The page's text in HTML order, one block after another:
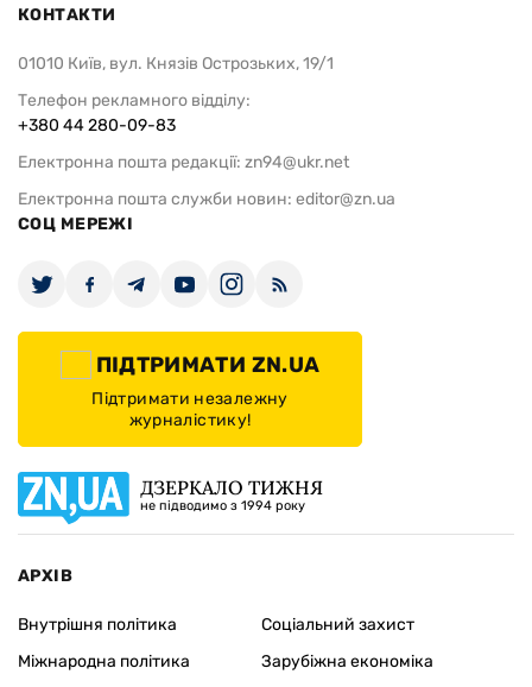
КОНТАКТИ
01010 Київ, вул. Князів Острозьких, 19/1
Телефон рекламного відділу:
+380 44 280-09-83
Електронна пошта редакції: zn94@ukr.net
Електронна пошта служби новин: editor@zn.ua
СОЦ МЕРЕЖІ
ПІДТРИМАТИ ZN.UA
Підтримати незалежну
журналістику!
ДЗЕРКАЛО ТИЖНЯ
не підводимо з 1994 року
АРХІВ
Внутрішня політика
Міжнародна політика
Соціальний захист
Зарубіжна економіка